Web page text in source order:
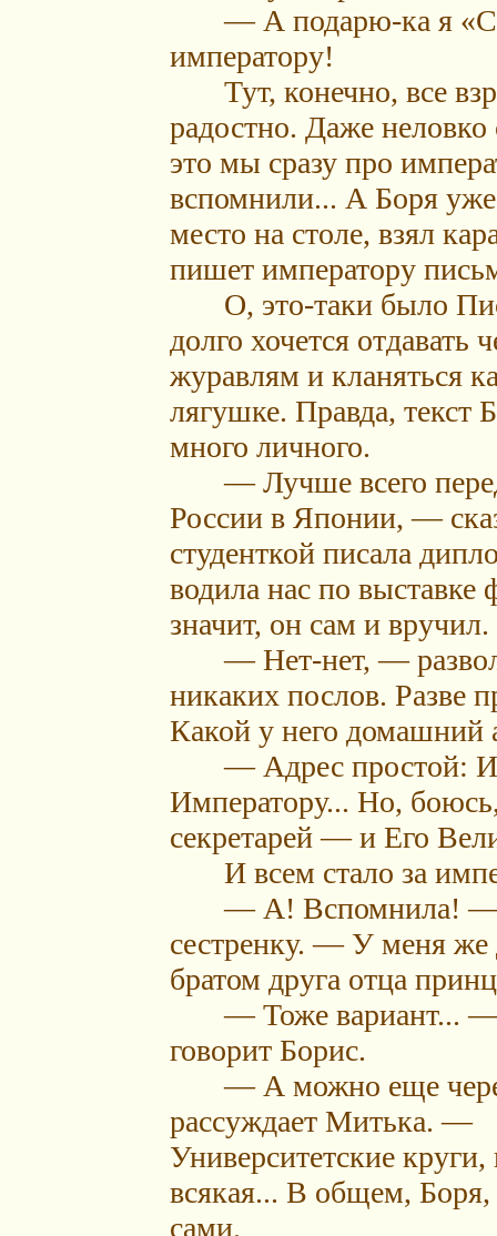
— А подарю-ка я
императору!
Тут, конечно, все
радостно. Даже
это мы сразу про
вспомнили... А Боря уже
место на столе, взял
пишет императору
О, это-таки было
долго хочется
журавлям и кланяться
лягушке. Правда, текст
много личного.
— Лучше всего
России в Японии, —
студенткой писала
водила нас по
значит, он сам и вручил.
— Нет-нет, —
никаких послов. Разве
Какой у него домашний
— Адрес простой:
Императору... Но, боюсь,
секретарей — и Его
И всем стало за
— А! Вспомнила! —
сестренку. — У меня же
братом друга отца
— Тоже вариант... —
говорит Борис.
— А можно еще
рассуждает Митька. —
Университетские круги,
всякая... В общем, Боря,
сами.